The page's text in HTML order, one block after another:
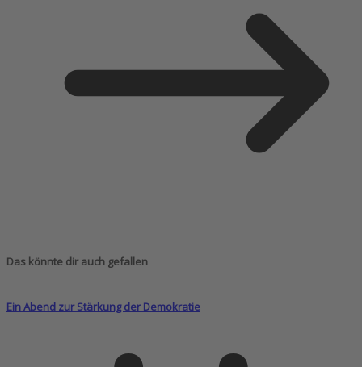
Das könnte dir auch gefallen
Ein Abend zur Stärkung der Demokratie